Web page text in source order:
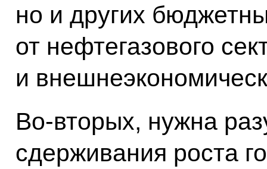
но и других
от нефтегазового
и
Во‑вторых, нужна
сдерживания роста